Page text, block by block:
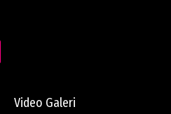
Video Galeri